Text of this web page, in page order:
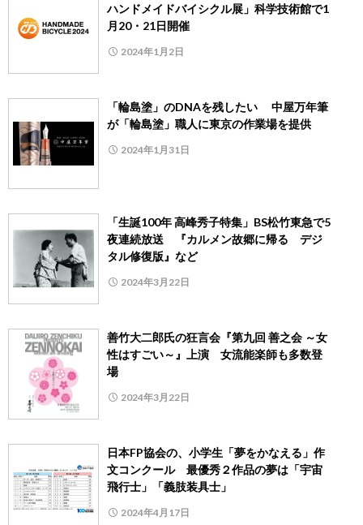
ハンドメイドバイシクル展」科学技術館で1
月20・21日開催
2024年1月2日
「輪島塗」のDNAを残したい 中屋万年筆
が「輪島塗」職人に東京の作業場を提供
2024年1月31日
「生誕100年 高峰秀子特集」BS松竹東急で5
夜連続放送 『カルメン故郷に帰る デジ
タル修復版』など
2024年3月22日
善竹大二郎氏の狂言会『第九回 善之会 ～女
性はすごい～』上演 女流能楽師も多数登
場
2024年3月22日
日本FP協会の、小学生「夢をかなえる」作
文コンクール 最優秀２作品の夢は「宇宙
飛行士」「義肢装具士」
2024年4月17日